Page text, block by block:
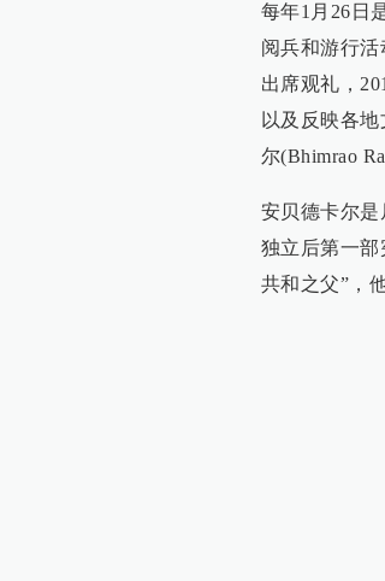
每年1月26日
阅兵和游行
出席观礼，
以及反映各
尔(Bhimrao
安贝德卡尔
独立后第一部
共和之父”，